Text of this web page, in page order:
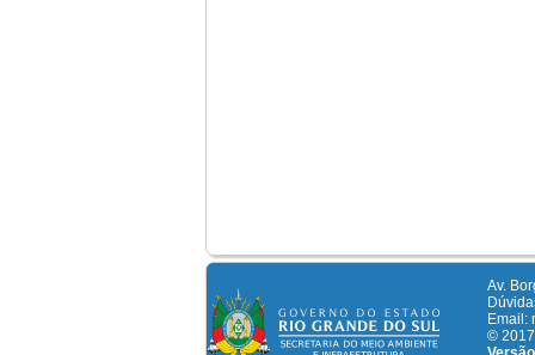
Av.
Email:
©